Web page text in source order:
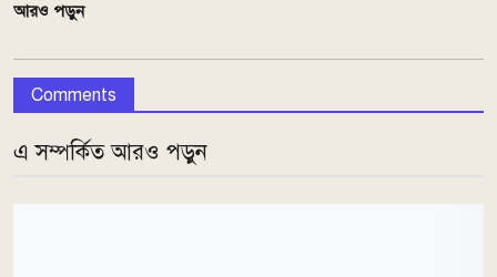
আরও পড়ুন
Comments
এ সম্পর্কিত আরও পড়ুন